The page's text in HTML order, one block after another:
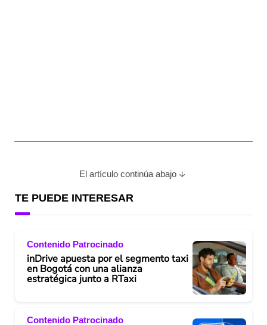
El artículo continúa abajo
TE PUEDE INTERESAR
Contenido Patrocinado
inDrive apuesta por el segmento taxi
en Bogotá con una alianza
estratégica junto a RTaxi
Contenido Patrocinado